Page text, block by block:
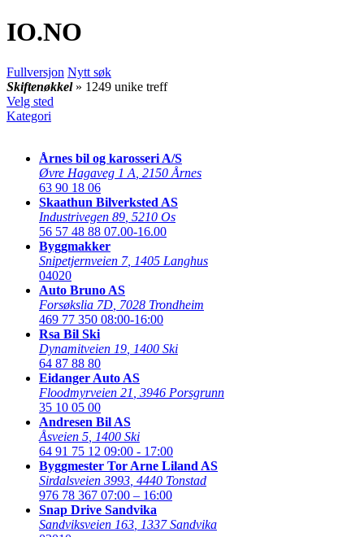
IO.NO
Fullversjon Nytt søk
Skiftenøkkel » 1249 unike treff
Velg sted
Kategori
Årnes bil og karosseri A/S
Øvre Hagaveg 1 A 2150 Årnes
63 90 18 06
Skaathun Bilverksted AS
Industrivegen 89 5210 Os
56 57 48 88 07.00-16.00
Byggmakker
Snipetjernveien 7, 1405 Langhus
04020
Auto Bruno AS
Forsøkslia 7D 7028 Trondheim
469 77 350 08:00-16:00
Rsa Bil Ski
Dynamitveien 19 1400 Ski
64 87 88 80
Eidanger Auto AS
Floodmyrveien 21 3946 Porsgrunn
35 10 05 00
Andresen Bil AS
Åsveien 5 1400 Ski
64 91 75 12 09:00 - 17:00
Byggmester Tor Arne Liland AS
Sirdalsveien 3993 4440 Tonstad
976 78 367 07:00 – 16:00
Snap Drive Sandvika
Sandviksveien 163 1337 Sandvika